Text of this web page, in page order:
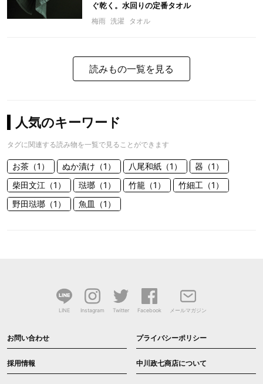
ぐ乾く。水回りの定番タオル
梅雨 洗濯 タオル
読みもの一覧を見る
人気のキーワード
タグに関連する読み物を一覧で見ることができます
お茶（1） ぬか漬け（1） 八尾和紙（1）
器（1）
柴田文江（1）
琺瑯（1） 竹籠（1）
竹細工（1）
野田琺瑯（1）
魚皿（1）
LINE Instagram Twitter Facebook メールマガジン
お問い合わせ プライバシーポリシー
採用情報 中川政七商店について